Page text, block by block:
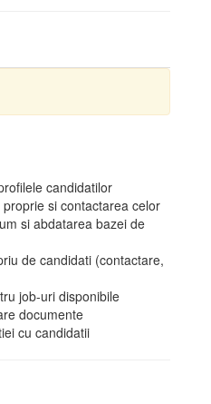
candidatilor
si contactarea celor
si abdatarea bazei de
de candidati (contactare,
job-uri disponibile
documente
cu candidatii